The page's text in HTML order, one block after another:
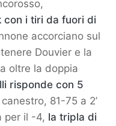
con i tiri da fuori di
accorciano sul
Douvier e la
oltre la doppia
risponde con 5
81-75 a 2’
per il -4, la tripla di